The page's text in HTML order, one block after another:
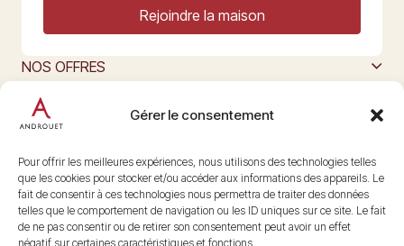
Gérer le consentement
Pour offrir les meilleures expériences, nous utilisons des technologies telles
que les cookies pour stocker et/ou accéder aux informations des appareils. Le
fait de consentir à ces technologies nous permettra de traiter des données
telles que le comportement de navigation ou les ID uniques sur ce site. Le fait
de ne pas consentir ou de retirer son consentement peut avoir un effet
négatif sur certaines caractéristiques et fonctions.
Rejoindre la maison
NOS OFFRES
L’ART DU FROMAGE
Nous suivre
@maisonandrouet
Copyright © 2026 Androuet
Site parMake the Grade